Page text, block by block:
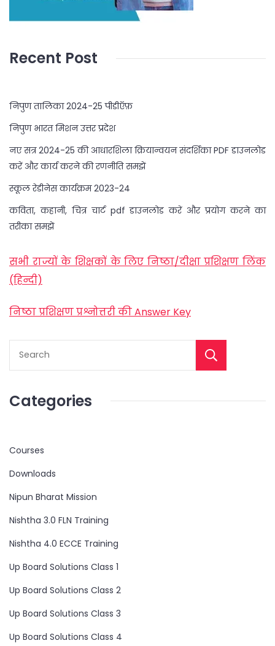
Recent Post
निपुण तालिका 2024-25 पीडीऍफ़
निपुण भारत मिशन उत्तर प्रदेश
नए सत्र 2024-25 की आधारशिला क्रियान्वयन संदर्शिका PDF डाउनलोड
करें और कार्य करने की रणनीति समझें
स्कूल रेडीनेस कार्यक्रम 2023-24
कविता, कहानी, चित्र चार्ट pdf डाउनलोड करें और प्रयोग करने का
तरीका समझें
सभी राज्यों के शिक्षकों के लिए निष्ठा/दीक्षा प्रशिक्षण लिंक
(हिन्दी)
निष्ठा प्रशिक्षण प्रश्नोत्तरी की Answer Key
Categories
Courses
Downloads
Nipun Bharat Mission
Nishtha 3.0 FLN Training
Nishtha 4.0 ECCE Training
Up Board Solutions Class 1
Up Board Solutions Class 2
Up Board Solutions Class 3
Up Board Solutions Class 4